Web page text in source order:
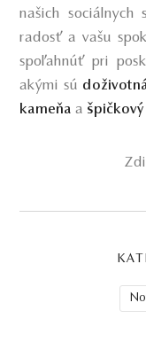
našich sociálnych
radosť a vašu
spoľahnúť pri
akými sú
kameňaa